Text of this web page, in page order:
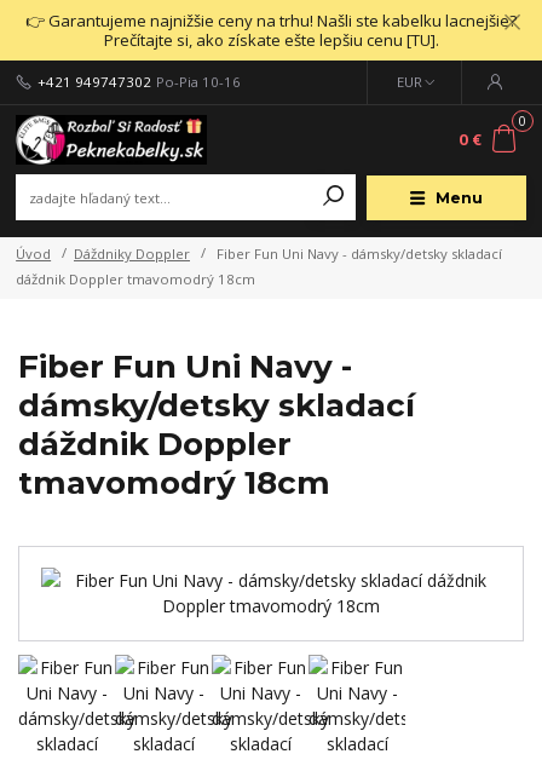
👉 Garantujeme najnižšie ceny na trhu! Našli ste kabelku lacnejšie?
Prečítajte si, ako získate ešte lepšiu cenu [TU].
Menu
EUR
+421 949747302 Po-Pia 10-16
0
0 €
Úvod Dáždniky Doppler
Fiber Fun Uni Navy - dámsky/detsky skladací
dáždnik Doppler tmavomodrý 18cm
Fiber Fun Uni Navy -
dámsky/detsky skladací
dáždnik Doppler
tmavomodrý 18cm